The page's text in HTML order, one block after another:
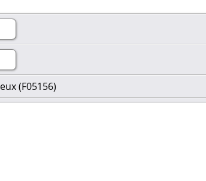
(F05156)